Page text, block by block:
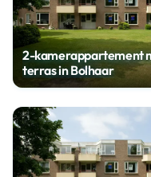
2-kamerappartement
terras in Bolhaar